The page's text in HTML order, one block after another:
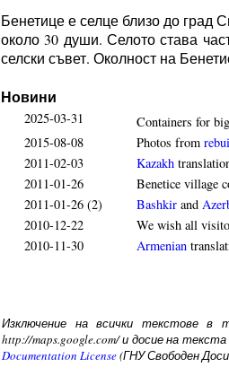
Бенетице е селце близо до град
около 30 души. Селото става
селски съвет. Околност на
Новини
2025-03-31
Containers for
2015-08-08
Photos from
2011-02-03
Kazakh
2011-01-26
Benetice village
2011-01-26 (2)
Bashkir and
2010-12-22
We wish all
2010-11-30
Armenian
Изключение на всички текстове в
http://maps.google.com/ и досие на
Documentation License(ГНУ Свободен